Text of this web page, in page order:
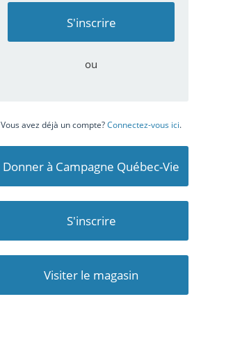
ou
Vous avez déjà un compte?Connectez-vous ici.
Donner à Campagne Québec-Vie
S'inscrire
Visiter le magasin